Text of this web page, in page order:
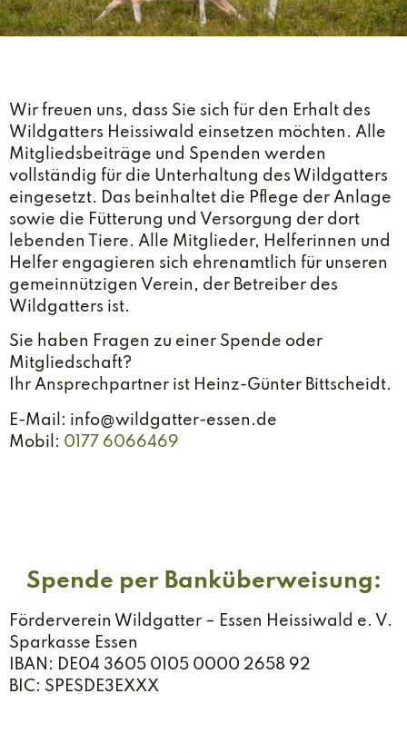
Wir freuen uns, dass Sie sich für den Erhalt des
Wildgatters Heissiwald einsetzen möchten. Alle
Mitgliedsbeiträge und Spenden werden
vollständig für die Unterhaltung des Wildgatters
eingesetzt. Das beinhaltet die Pflege der Anlage
sowie die Fütterung und Versorgung der dort
lebenden Tiere. Alle Mitglieder, Helferinnen und
Helfer engagieren sich ehrenamtlich für unseren
gemeinnützigen Verein, der Betreiber des
Wildgatters ist.
Sie haben Fragen zu einer Spende oder
Mitgliedschaft?
Ihr Ansprechpartner ist Heinz-Günter Bittscheidt.
E-Mail: info@wildgatter-essen.de
Mobil: 0177 6066469
Spende per Banküberweisung:
Förderverein Wildgatter – Essen Heissiwald e. V.
Sparkasse Essen
IBAN: DE04 3605 0105 0000 2658 92
BIC: SPESDE3EXXX